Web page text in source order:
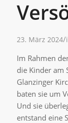
23. März 2024/
Im Rahmen
die Kinder am
Glanzinger
baten sie um
Und sie
entstand eine